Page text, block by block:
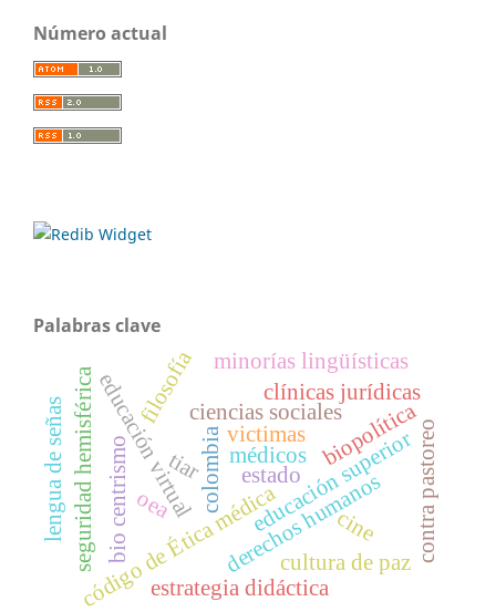
Número actual
Palabras clave
derechos humanos
médicos
código de Ética médica
colombia educación superior
educación virtual
estrategia didáctica
ciencias sociales
clínicas jurídicas
seguridad hemisférica tiar
oea contra pastoreo
estado
biopolítica
filosofía
cultura de paz
lengua de señas
minorías lingüísticas
victimas
cine
bio centrismo